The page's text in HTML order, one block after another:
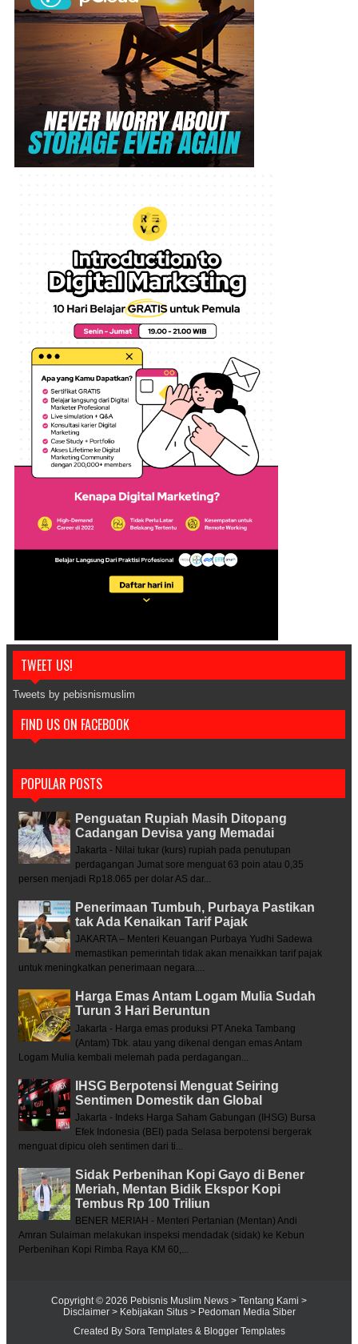
TWEET US!
Tweets by pebisnismuslim
FIND US ON FACEBOOK
POPULAR POSTS
Penguatan Rupiah Masih Ditopang
Cadangan Devisa yang Memadai
Jakarta - Nilai tukar (kurs) rupiah pada penutupan
perdagangan Jumat sore menguat 63 poin atau 0,35
persen menjadi Rp18.065 per dolar AS dar...
Penerimaan Tumbuh, Purbaya Pastikan
tak Ada Kenaikan Tarif Pajak
JAKARTA – Menteri Keuangan Purbaya Yudhi Sadewa
memastikan pemerintah tidak akan menaikkan tarif pajak
untuk meningkatkan penerimaan negara....
Harga Emas Antam Logam Mulia Sudah
Turun 3 Hari Beruntun
Jakarta - Harga emas produksi PT Aneka Tambang
(Antam) Tbk. atau yang dikenal dengan emas Antam
Logam Mulia kembali melemah pada perdagangan...
IHSG Berpotensi Menguat Seiring
Sentimen Domestik dan Global
Jakarta - Indeks Harga Saham Gabungan (IHSG) Bursa
Efek Indonesia (BEI) pada Selasa berpotensi bergerak
menguat dipicu oleh sentimen dari ti...
Sidak Perbenihan Kopi Gayo di Bener
Meriah, Mentan Bidik Ekspor Kopi
Tembus Rp 100 Triliun
BENER MERIAH - Menteri Pertanian (Mentan) Andi
Amran Sulaiman melakukan inspeksi mendadak (sidak) ke Kebun
Perbenihan Kopi Rimba Raya KM 60,...
Copyright © 2026 Pebisnis Muslim News > Tentang Kami >
Disclaimer > Kebijakan Situs > Pedoman Media Siber
Created By Sora Templates& Blogger Templates